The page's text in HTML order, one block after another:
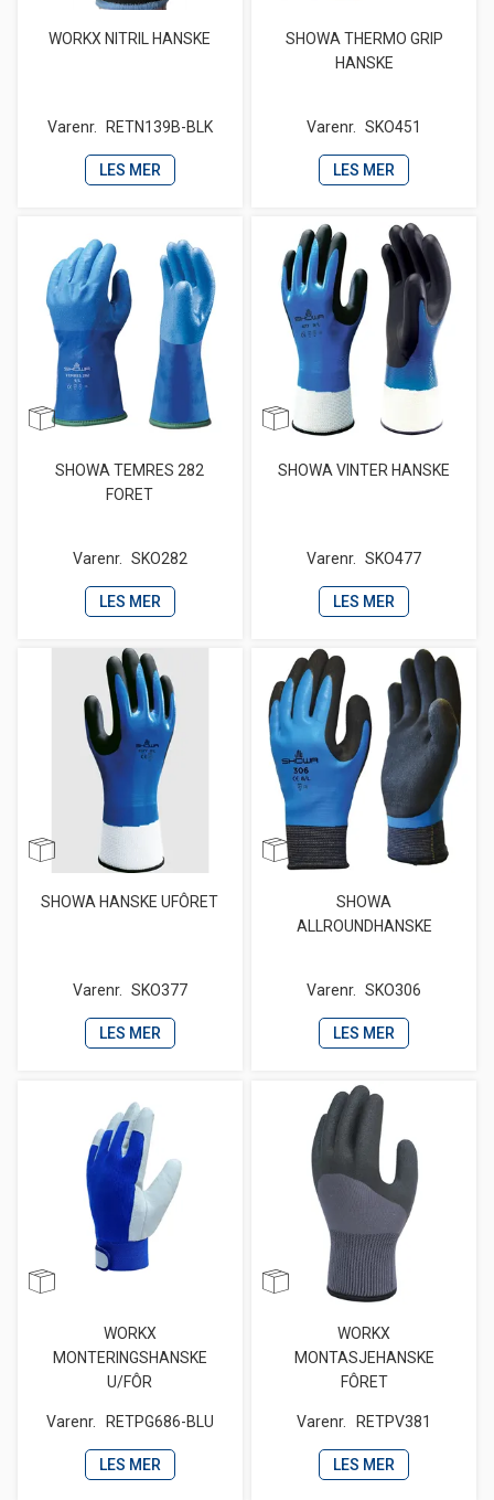
WORKX NITRIL HANSKE
Varenr. RETN139B-BLK
LES MER
SHOWA THERMO GRIP
HANSKE
Varenr. SKO451
LES MER
SHOWA TEMRES 282
FORET
Varenr. SKO282
LES MER
SHOWA VINTER HANSKE
Varenr. SKO477
LES MER
SHOWA HANSKE UFÔRET
Varenr. SKO377
LES MER
SHOWA
ALLROUNDHANSKE
Varenr. SKO306
LES MER
WORKX
MONTERINGSHANSKE
U/FÔR
Varenr. RETPG686-BLU
LES MER
WORKX
MONTASJEHANSKE
FÔRET
Varenr. RETPV381
LES MER